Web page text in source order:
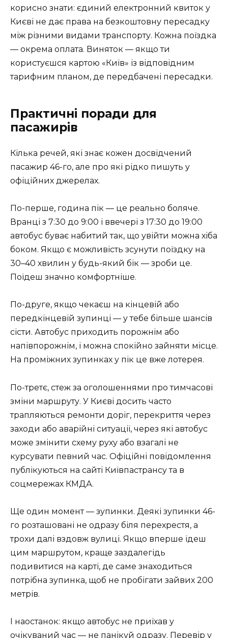
корисно знати: єдиний електронний квиток у
Києві не дає права на безкоштовну пересадку
між різними видами транспорту. Кожна поїздка
— окрема оплата. Виняток — якщо ти
користуєшся картою «Київ» із відповідним
тарифним планом, де передбачені пересадки.
Практичні поради для
пасажирів
Кілька речей, які знає кожен досвідчений
пасажир 46-го, але про які рідко пишуть у
офіційних джерелах.
По-перше, година пік — це реально боляче.
Вранці з 7:30 до 9:00 і ввечері з 17:30 до 19:00
автобус буває набитий так, що увійти можна хіба
боком. Якщо є можливість зсунути поїздку на
30–40 хвилин у будь-який бік — зроби це.
Поїдеш значно комфортніше.
По-друге, якщо чекаєш на кінцевій або
передкінцевій зупинці — у тебе більше шансів
сісти. Автобус приходить порожнім або
напівпорожнім, і можна спокійно зайняти місце.
На проміжних зупинках у пік це вже лотерея.
По-третє, стеж за оголошеннями про тимчасові
зміни маршруту. У Києві досить часто
трапляються ремонти доріг, перекриття через
заходи або аварійні ситуації, через які автобус
може змінити схему руху або взагалі не
курсувати певний час. Офіційні повідомлення
публікуються на сайті Київпастрансу та в
соцмережах КМДА.
Ще один момент — зупинки. Деякі зупинки 46-
го розташовані не одразу біля перехрестя, а
трохи далі вздовж вулиці. Якщо вперше їдеш
цим маршрутом, краще заздалегідь
подивитися на карті, де саме знаходиться
потрібна зупинка, щоб не пробігати зайвих 200
метрів.
І наостанок: якщо автобус не приїхав у
очікуваний час — не панікуй одразу. Перевір у